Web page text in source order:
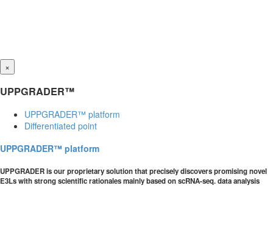
×
UPPGRADER™
UPPGRADER™ platform
Differentiated point
UPPGRADER™ platform
UPPGRADER is our proprietary solution that precisely discovers promising novel
E3Ls with strong scientific rationales mainly based on scRNA-seq. data analysis